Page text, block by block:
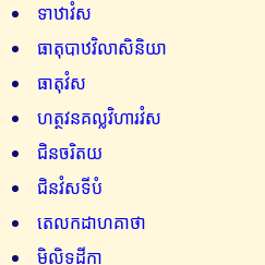
ទាឋាវំស
ធាតុបាឋវិលាសិនិយា
ធាតុវំស
ហត្ថវនគល្លវិហារវំស
ជិនចរិតយ
ជិនវំសទីបំ
តេលកដាហគាថា
មិលិទដីកា